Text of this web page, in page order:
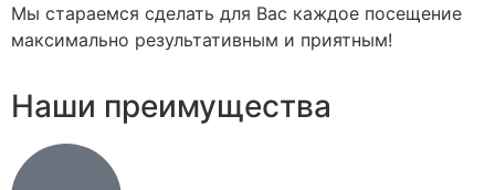
Мы стараемся сделать для Вас каждое посещение
максимально результативным и приятным!
Наши преимущества